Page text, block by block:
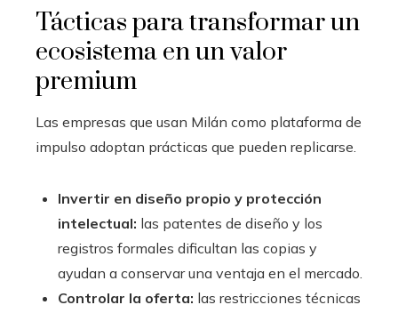
Tácticas para transformar un
ecosistema en un valor
premium
Las empresas que usan Milán como plataforma de
impulso adoptan prácticas que pueden replicarse.
Invertir en diseño propio y protección
intelectual: las patentes de diseño y los
registros formales dificultan las copias y
ayudan a conservar una ventaja en el mercado.
Controlar la oferta: las restricciones técnicas